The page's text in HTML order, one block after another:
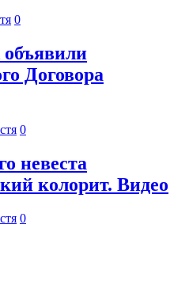
0
Договора
0
невеста
колорит. Видео
0